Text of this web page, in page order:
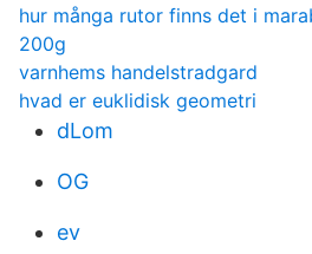
hur många rutor finns det i
200g
varnhems handelstradgard
hvad er euklidisk geometri
dLom
OG
ev